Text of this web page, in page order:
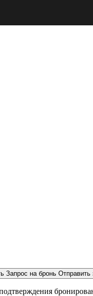
Запрос на бронь Отправить